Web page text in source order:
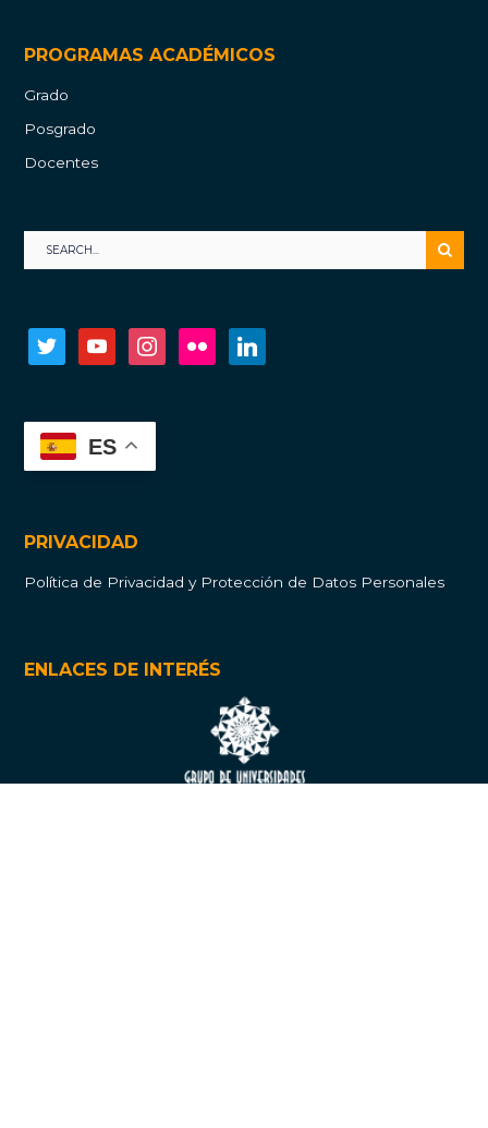
PROGRAMAS ACADÉMICOS
Grado
Posgrado
Docentes
twitter youtube instagramflickr
ES
PRIVACIDAD
Política de Privacidad y Protección de Datos Personales
ENLACES DE INTERÉS